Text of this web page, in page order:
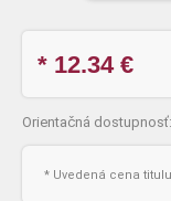
* 12.34€
Orientačná dostupnosť:
* Uvedená cena